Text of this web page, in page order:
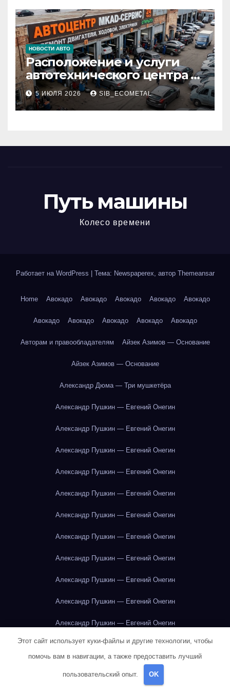
НОВОСТИ АВТО
Расположение и услуги
автотехнического центра в
районе 84-го километра
МКАД
5 ИЮЛЯ 2026 SIB_ECOMETAL
Путь машины
Колесо времени
Работает на WordPress | Тема: Newspaperex, автор Themeansar
Home Авокадо Авокадо Авокадо Авокадо Авокадо
Авокадо Авокадо Авокадо Авокадо Авокадо
Авторам и правообладателям Айзек Азимов — Основание
Айзек Азимов — Основание
Александр Дюма — Три мушкетёра
Александр Пушкин — Евгений Онегин
Александр Пушкин — Евгений Онегин
Александр Пушкин — Евгений Онегин
Александр Пушкин — Евгений Онегин
Александр Пушкин — Евгений Онегин
Александр Пушкин — Евгений Онегин
Александр Пушкин — Евгений Онегин
Александр Пушкин — Евгений Онегин
Александр Пушкин — Евгений Онегин
Александр Пушкин — Евгений Онегин
Александр Пушкин — Евгений Онегин
Александр Пушкин — Евгений Онегин
Александр Пушкин — Евгений Онегин
Александр Пушкин — Евгений Онегин
Этот сайт использует куки-файлы и другие технологии, чтобы
помочь вам в навигации, а также предоставить лучший
пользовательский опыт. OK